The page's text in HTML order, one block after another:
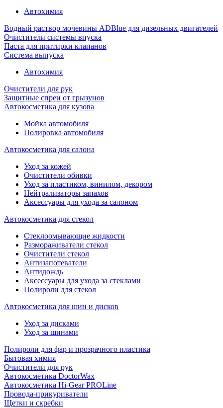
Автохимия
Водный раствор мочевины ADBlue для дизельных двигателей
Очистители системы впуска
Паста для притирки клапанов
Система выпуска
Автохимия
Очистители для рук
Защитные спреи от грызунов
Автокосметика для кузова
Мойка автомобиля
Полировка автомобиля
Автокосметика для салона
Уход за кожей
Очистители обивки
Уход за пластиком, винилом, декором
Нейтрализаторы запахов
Аксессуары для ухода за салоном
Автокосметика для стекол
Стеклоомывающие жидкости
Размораживатели стекол
Очистители стекол
Антизапотеватели
Антидождь
Аксессуары для ухода за стеклами
Полироли для стекол
Автокосметика для шин и дисков
Уход за дисками
Уход за шинами
Полироли для фар и прозрачного пластика
Бытовая химия
Очистители для рук
Автокосметика DoctorWax
Автокосметика Hi-Gear PROLine
Провода-прикуриватели
Щетки и скребки